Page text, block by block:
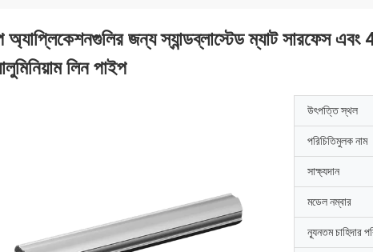
অ্যাপ্লিকেশনগুলির জন্য স্যান্ডব্লাস্টেড ম্যাট সারফেস
লিন পাইপ
উৎপত্তি স্থল
পরিচিতিমুলক নাম
সাক্ষ্যদান
মডেল নম্বার
ন্যূনতম চাহিদার